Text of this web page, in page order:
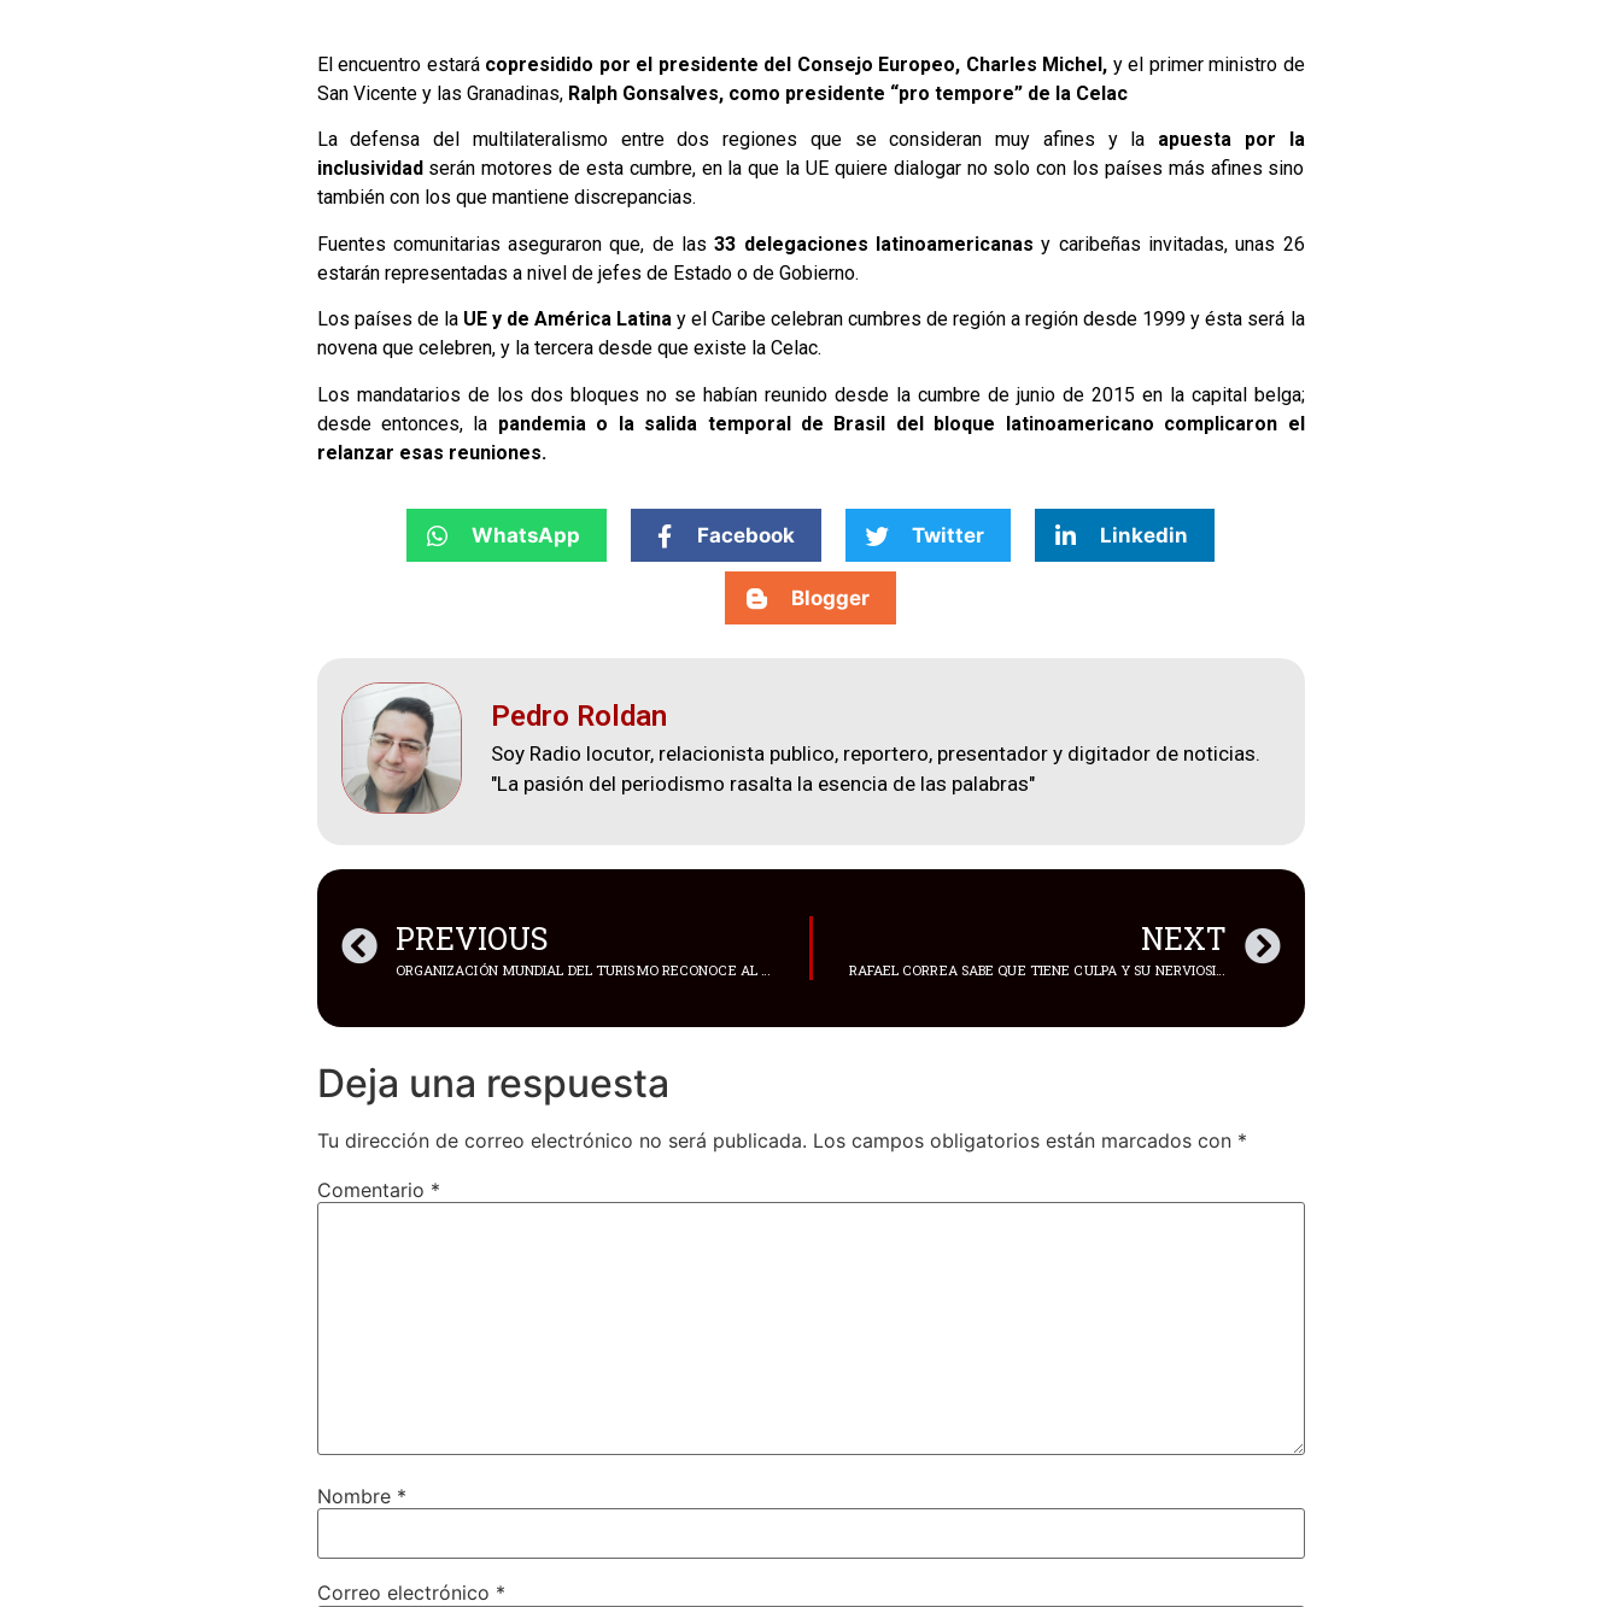
El encuentro estará copresidido por el presidente del Consejo Europeo, Charles Michel, y el primer ministro de
San Vicente y las Granadinas, Ralph Gonsalves, como presidente “pro tempore” de la Celac
La defensa del multilateralismo entre dos regiones que se consideran muy afines y la apuesta por la
inclusividad serán motores de esta cumbre, en la que la UE quiere dialogar no solo con los países más afines sino
también con los que mantiene discrepancias.
Fuentes comunitarias aseguraron que, de las 33 delegaciones latinoamericanas y caribeñas invitadas, unas 26
estarán representadas a nivel de jefes de Estado o de Gobierno.
Los países de la UE y de América Latinay el Caribe celebran cumbres de región a región desde 1999 y ésta será la
novena que celebren, y la tercera desde que existe la Celac.
Los mandatarios de los dos bloques no se habían reunido desde la cumbre de junio de 2015 en la capital belga;
desde entonces, la pandemia o la salida temporal de Brasil del bloque latinoamericano complicaron el
relanzar esas reuniones.
WhatsApp Facebook Twitter Linkedin
Blogger
Pedro Roldan
Soy Radio locutor, relacionista publico, reportero, presentador y digitador de noticias.
"La pasión del periodismo rasalta la esencia de las palabras"
PREVIOUS
ORGANIZACIÓN MUNDIAL DEL TURISMO RECONOCE AL GOBIERNO DE ECUADOR
NEXT
RAFAEL CORREA SABE QUE TIENE CULPA Y SU NERVIOSISMO LO DELATA: JEANNINE CRUZ
Deja una respuesta
Tu dirección de correo electrónico no será publicada. Los campos obligatorios están marcados con *
Comentario *
Nombre *
Correo electrónico *